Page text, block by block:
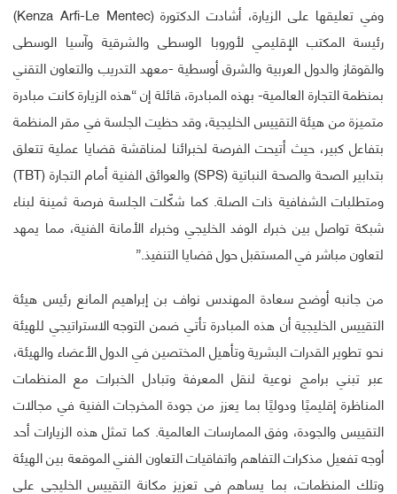
وفي تعليقها على الزيارة، أشادت الدكتورة (Kenza Arfi-Le Mentec)
رئيسة المكتب الإقليمي لأوروبا الوسطى والشرقية وآسيا الوسطى
والقوقاز والدول العربية والشرق أوسطية -معهد التدريب والتعاون التقني
بمنظمة التجارة العالمية- بهذه المبادرة، قائلة إن “هذه الزيارة كانت مبادرة
متميزة من هيئة التقييس الخليجية، وقد حظيت الجلسة في مقر المنظمة
بتفاعل كبير، حيث أتيحت الفرصة لخبرائنا لمناقشة قضايا عملية تتعلق
بتدابير الصحة والصحة النباتية (SPS) والعوائق الفنية أمام التجارة (TBT)
ومتطلبات الشفافية ذات الصلة. كما شكّلت الجلسة فرصة ثمينة لبناء
شبكة تواصل بين خبراء الوفد الخليجي وخبراء الأمانة الفنية، مما يمهد
لتعاون مباشر في المستقبل حول قضايا التنفيذ.”
من جانبه أوضح سعادة المهندس نواف بن إبراهيم المانع رئيس هيئة
التقييس الخليجية أن هذه المبادرة تأتي ضمن التوجه الاستراتيجي للهيئة
نحو تطوير القدرات البشرية وتأهيل المختصين في الدول الأعضاء والهيئة،
عبر تبني برامج نوعية لنقل المعرفة وتبادل الخبرات مع المنظمات
المناظرة إقليميًا ودوليًا بما يعزز من جودة المخرجات الفنية في مجالات
التقييس والجودة، وفق الممارسات العالمية. كما تمثل هذه الزيارات أحد
أوجه تفعيل مذكرات التفاهم واتفاقيات التعاون الفني الموقعة بين الهيئة
وتلك المنظمات، بما يساهم في تعزيز مكانة التقييس الخليجي على